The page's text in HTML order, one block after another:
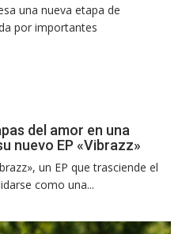
una nueva etapa de
por importantes
del amor en una
nuevo EP «Vibrazz»
un EP que trasciende el
como una...